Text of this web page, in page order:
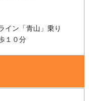
イン「青山」乗り
１０分